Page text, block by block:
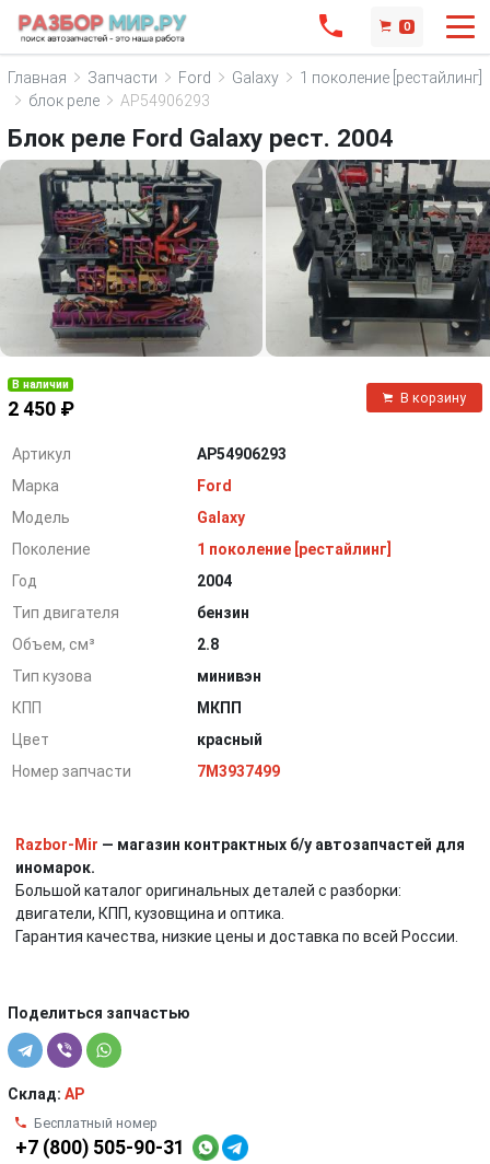
0
Главная Запчасти Ford Galaxy
1 поколение [рестайлинг]
блок реле
AP54906293
Блок реле Ford Galaxy рест. 2004
В наличии
2 450 ₽
В корзину
Артикул
AP54906293
Марка
Ford
Модель
Galaxy
Поколение
1 поколение [рестайлинг]
Год
2004
Тип двигателя
бензин
Объем, см³
2.8
Тип кузова
минивэн
КПП
МКПП
Цвет
красный
Номер запчасти
7M3937499
Razbor-Mir — магазин контрактных б/у автозапчастей для
иномарок.
Большой каталог оригинальных деталей с разборки:
двигатели, КПП, кузовщина и оптика.
Гарантия качества, низкие цены и доставка по всей России.
Поделиться запчастью
Склад: AP
Бесплатный номер
+7 (800) 505-90-31